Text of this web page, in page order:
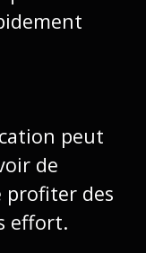
peut
de
profiter des
effort.